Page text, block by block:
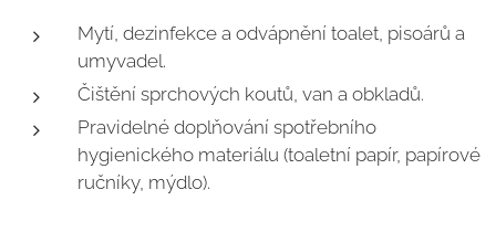
Mytí, dezinfekce a odvápnění toalet, pisoárů a
umyvadel.
Čištění sprchových koutů, van a obkladů.
Pravidelné doplňování spotřebního
hygienického materiálu (toaletní papír, papírové
ručníky, mýdlo).